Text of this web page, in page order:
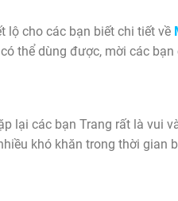
lộ cho các bạn biết chi tiết về
thể dùng được, mời các
lại các bạn Trang rất là vui
khó khăn trong thời gian